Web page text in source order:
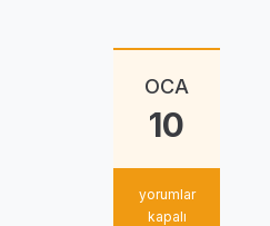
OCA
10
e-
Arşiv
yorumlar
kapalı